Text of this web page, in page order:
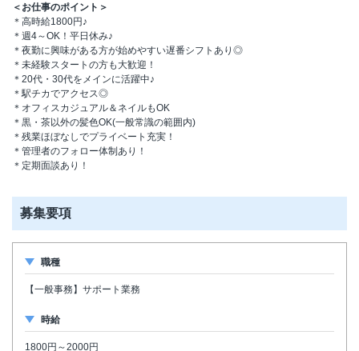
＜お仕事のポイント＞
＊高時給1800円♪
＊週4～OK！平日休み♪
＊夜勤に興味がある方が始めやすい遅番シフトあり◎
＊未経験スタートの方も大歓迎！
＊20代・30代をメインに活躍中♪
＊駅チカでアクセス◎
＊オフィスカジュアル＆ネイルもOK
＊黒・茶以外の髪色OK(一般常識の範囲内)
＊残業ほぼなしでプライベート充実！
＊管理者のフォロー体制あり！
＊定期面談あり！
募集要項
職種
【一般事務】サポート業務
時給
1800円～2000円